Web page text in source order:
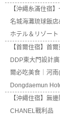
【沖繩糸滿住宿
名城海灘琉球飯
ホテル＆リゾート
【首爾住宿】首
DDP東大門設計
爾必吃美食｜河
Dongdaemun
【沖繩住宿】無
CHANEL戰利品